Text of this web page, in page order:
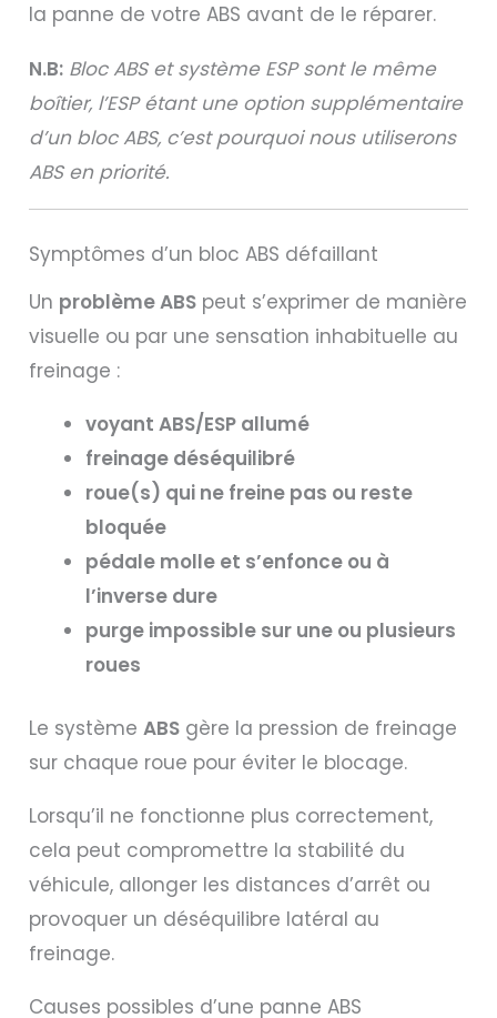
la panne de votre ABS avant de le réparer.
N.B: Bloc ABS et système ESP sont le même
boîtier, l’ESP étant une option supplémentaire
d’un bloc ABS, c’est pourquoi nous utiliserons
ABS en priorité.
Symptômes d’un bloc ABS défaillant
Un problème ABSpeut s’exprimer de manière
visuelle ou par une sensation inhabituelle au
freinage :
voyant ABS/ESP allumé
freinage déséquilibré
roue(s) qui ne freine pas ou reste
bloquée
pédale molle et s’enfonce ou à
l’inverse dure
purge impossible sur une ou plusieurs
roues
Le système ABSgère la pression de freinage
sur chaque roue pour éviter le blocage.
Lorsqu’il ne fonctionne plus correctement,
cela peut compromettre la stabilité du
véhicule, allonger les distances d’arrêt ou
provoquer un déséquilibre latéral au
freinage.
Causes possibles d’une panne ABS